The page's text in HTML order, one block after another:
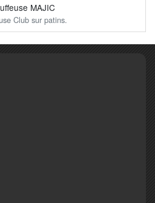
MAJIC
Club sur patins.